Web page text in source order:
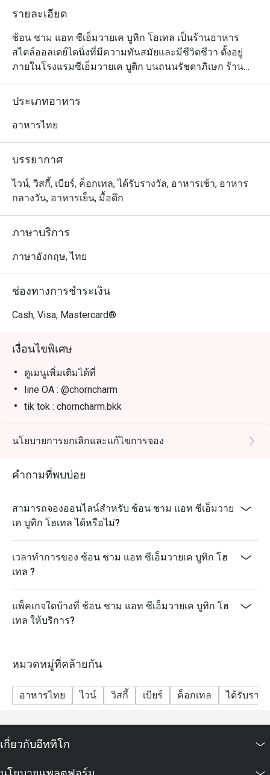
รายละเอียด
ช้อน ชาม แอท ซีเอ็มวายเค บูทิก โฮเทล เป็นร้านอาหาร
สไตล์ออลเดย์ไดนิ่งที่มีความทันสมัยและมีชีวิตชีวา ตั้งอยู่
ภายในโรงแรมซีเอ็มวายเค บูติก บนถนนรัชดาภิเษก ร้าน
ตกแต่งด้วยโทนสีที่ได้แรงบันดาลใจจากธีมสี CMYK มอบ
บรรยากาศที่สนุกสนานแต่ยังคงความเรียบหรู เมนูอาหารมี
นานาชาติ ปรุงด้วยวัตถุดิบสดใหม่ พร้อมเสิร์ฟตั้งแต่มื้อเช้า
แบบไม่เป็นทางการ หรือมื้อค่ำที่ผ่อนคลายในบรรยากาศ
สไตล์บูติก
ประเภทอาหาร
อาหารไทย
บรรยากาศ
ไวน์, วิสกี้, เบียร์, ค็อกเทล, ได้รับรางวัล, อาหารเช้า, อาหาร
กลางวัน, อาหารเย็น, มื้อดึก
ภาษาบริการ
ภาษาอังกฤษ, ไทย
ช่องทางการชำระเงิน
Cash, Visa, Mastercard®
เงื่อนไขพิเศษ
ดูเมนูเพิ่มเติมได้ที่
line OA : @chorncharm
tik tok : chorncharm.bkk
นโยบายการยกเลิกและแก้ไขการจอง
คำถามที่พบบ่อย
สามารถจองออนไลน์สำหรับ ช้อน ชาม แอท ซีเอ็มวาย
เค บูทิก โฮเทล ได้หรือไม่?
เวลาทำการของ ช้อน ชาม แอท ซีเอ็มวายเค บูทิก โฮ
เทล ?
แพ็คเกจใดบ้างที่ ช้อน ชาม แอท ซีเอ็มวายเค บูทิก โฮ
เทล ให้บริการ?
หมวดหมู่ที่คล้ายกัน
อาหารไทย ไวน์ วิสกี้ เบียร์ ค็อกเทล ได้รับราง
เกี่ยวกับอีททิโก